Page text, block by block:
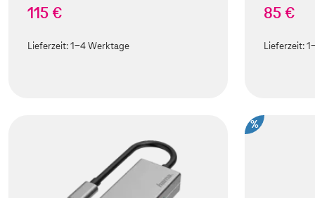
115 €
Lieferzeit:1-4 Werktage
85 €
Lieferzeit:
%